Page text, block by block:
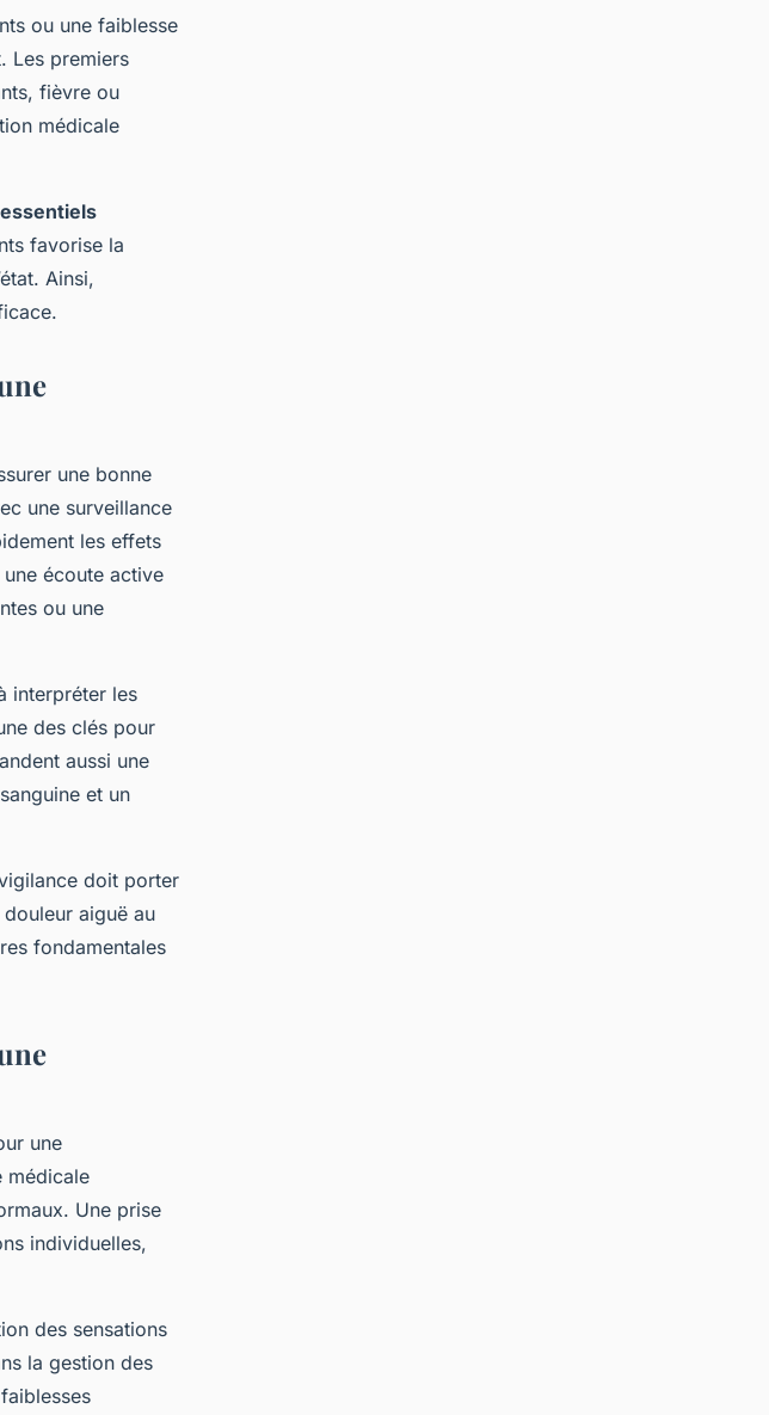
ou une faiblesse
Les premiers
fièvre ou
médicale
favorise la
Ainsi,
une bonne
une surveillance
les effets
écoute active
ou une
interpréter les
des clés pour
aussi une
et un
doit porter
aiguë au
fondamentales
une
médicale
Une prise
individuelles,
des sensations
la gestion des